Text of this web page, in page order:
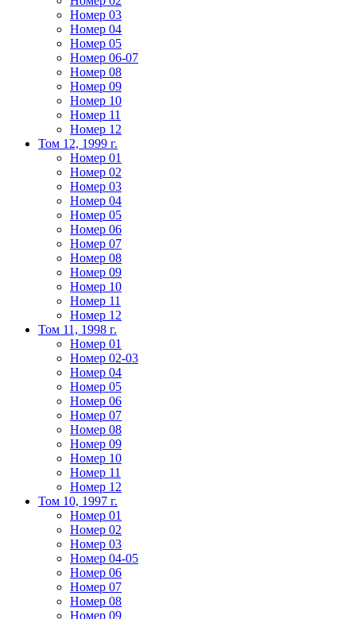
Номер 03
Номер 04
Номер 05
Номер 06-07
Номер 08
Номер 09
Номер 10
Номер 11
Номер 12
Том 12, 1999 г.
Номер 01
Номер 02
Номер 03
Номер 04
Номер 05
Номер 06
Номер 07
Номер 08
Номер 09
Номер 10
Номер 11
Номер 12
Том 11, 1998 г.
Номер 01
Номер 02-03
Номер 04
Номер 05
Номер 06
Номер 07
Номер 08
Номер 09
Номер 10
Номер 11
Номер 12
Том 10, 1997 г.
Номер 01
Номер 02
Номер 03
Номер 04-05
Номер 06
Номер 07
Номер 08
Номер 09